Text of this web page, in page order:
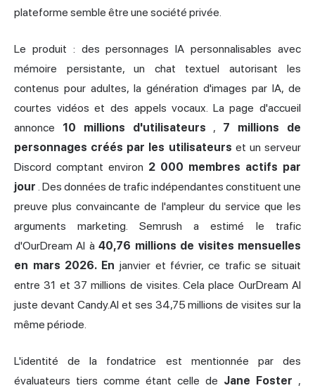
plateforme semble être une société privée.
Le produit : despersonnages IA personnalisables avec
mémoire persistante, un chat textuel autorisant les
contenus pour adultes, la génération d'images par IA, de
courtes vidéos et des appels vocaux. La page d'accueil
annonce 10 millions d'utilisateurs , 7 millions de
personnages créés par les utilisateurs et un serveur
Discord comptant environ 2 000 membres actifs par
jour . Des données de trafic indépendantes constituent une
preuve plus convaincante de l'ampleur du service que les
arguments marketing. Semrush a estimé le trafic
d'OurDream AI à40,76 millions de visites mensuelles
en mars 2026. En janvier et février, ce trafic se situait
entre 31 et 37 millions de visites. Cela place OurDream AI
juste devant Candy.AI et ses 34,75 millions de visites sur la
même période.
L'identité de la fondatrice est mentionnée par des
évaluateurs tiers comme étant celle de Jane Foster ,